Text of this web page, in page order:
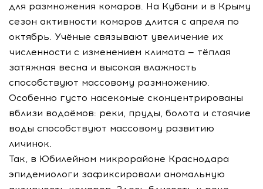
для размножения комаров. На Кубани и в Крыму
сезон активности комаров длится с апреля по
октябрь. Учёные связывают увеличение их
численности с изменением климата — тёплая
затяжная весна и высокая влажность
способствуют массовому размножению.
Особенно густо насекомые сконцентрированы
вблизи водоёмов: реки, пруды, болота и стоячие
воды способствуют массовому развитию
личинок.
Так, в Юбилейном микрорайоне Краснодара
эпидемиологи зафиксировали аномальную